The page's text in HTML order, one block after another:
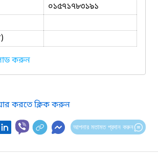
০১৫৭১৭৮৩১৯১
করুন
করতে ক্লিক করুন
আপনার মতামত প্রদান করুন